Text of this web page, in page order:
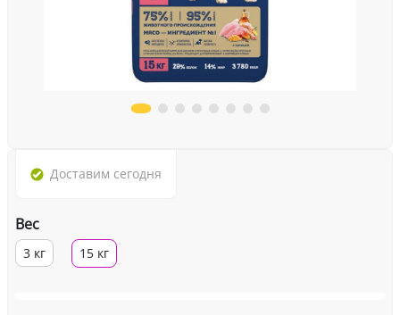
Доставим сегодня
Вес
3 кг 15 кг